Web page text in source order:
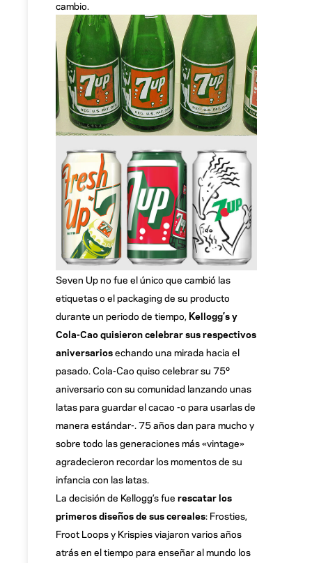
cambio.
Seven Up no fue el único que cambió las
etiquetas o el packaging de su producto
durante un periodo de tiempo, Kellogg’s y
Cola-Cao quisieron celebrar sus respectivos
aniversariosechando una mirada hacia el
pasado. Cola-Cao quiso celebrar su 75º
aniversario con su comunidad lanzando unas
latas para guardar el cacao -o para usarlas de
manera estándar-. 75 años dan para mucho y
sobre todo las generaciones más «vintage»
agradecieron recordar los momentos de su
infancia con las latas.
La decisión de Kellogg’s fue rescatar los
primeros diseños de sus cereales: Frosties,
Froot Loops y Krispies viajaron varios años
atrás en el tiempo para enseñar al mundo los